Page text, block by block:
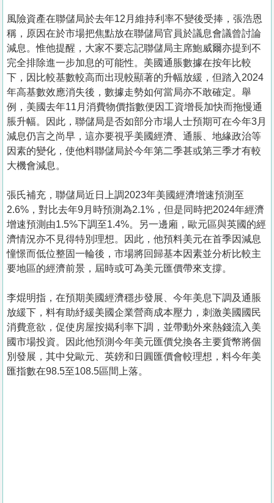
風險資產在聯儲局於去年12月維持利率不變後受捧，張浩恩
稱，原因在於市場把焦點放在聯儲局官員於議息會議曾討論
減息。惟他提醒，大家不要忘記聯儲局主席鮑威爾亦提到不
完全排除進一步加息的可能性。美國通脹數據在按年比較
下，因比較基數較高而出現較顯著的升幅放緩，但踏入2024
年高基數效應消失後，數據走勢如何當局亦不敢確定。舉
例，美國去年11月消費物價指數便因工資增長加快而拖慢通
脹升幅。因此，聯儲局是否如部分市場人士預期可在今年3月
減息仍言之尚早，這亦要視乎美國經濟、通脹、地緣政治等
因素的變化，使他料聯儲局於今年第二季甚或第三季才有較
大機會減息。
張氏補充，聯儲局近日上調2023年美國經濟增速預測至
2.6%，對比去年9月時預測為2.1%，但是同時把2024年經濟
增速預測由1.5%下調至1.4%。另一邊廂，歐元區與英國的經
濟情況亦不見得特別理想。因此，他預料美元在首季因減息
憧憬而低位整固一輪後，市場將回歸基本因素並分析比較主
要地區的經濟前景，屆時或可為美元匯價帶來支撐。
李焜明指，在預期美國經濟穩步發展、今年美息下調及通脹
放緩下，料有助紓緩美國企業營商成本壓力，刺激美國國民
消費意欲，促使房屋按揭利率下調，並帶動外來熱錢流入美
國市場投資。因此他預測今年美元匯價兌換各主要貨幣將個
別發展，其中兌歐元、英鎊和日圓匯價會較理想，料今年美
匯指數在98.5至108.5區間上落。